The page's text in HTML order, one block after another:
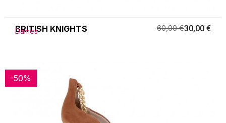
BRITISH KNIGHTS
Dames 60,00 €30,00 €
-50%
-50%